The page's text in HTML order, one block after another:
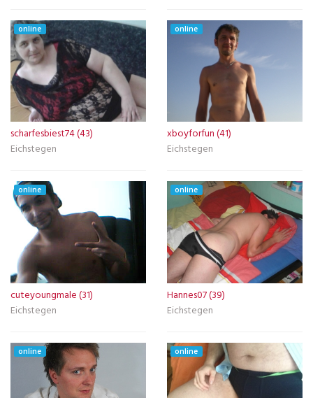
online
scharfesbiest74 (43)
Eichstegen
online
xboyforfun (41)
Eichstegen
online
cuteyoungmale (31)
Eichstegen
online
Hannes07 (39)
Eichstegen
online online